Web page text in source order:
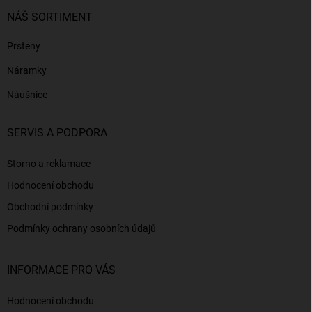
NÁŠ SORTIMENT
Prsteny
Náramky
Náušnice
SERVIS A PODPORA
Storno a reklamace
Hodnocení obchodu
Obchodní podmínky
Podmínky ochrany osobních údajů
INFORMACE PRO VÁS
Hodnocení obchodu